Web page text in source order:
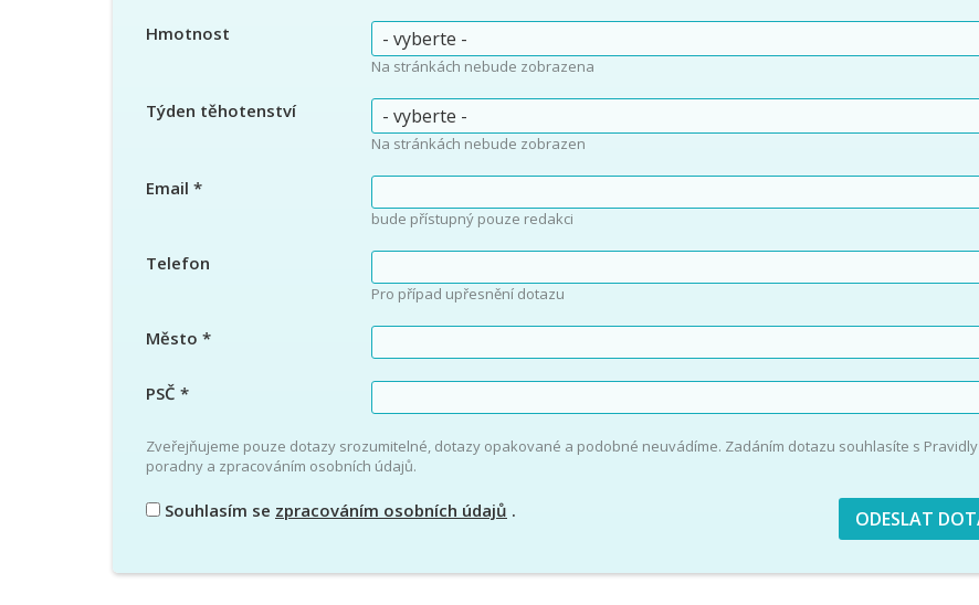
Hmotnost
Na stránkách nebude zobrazena
Týden těhotenství
Na stránkách nebude zobrazen
Email *
bude přístupný pouze redakci
Telefon
Pro případ upřesnění dotazu
Město *
PSČ *
Zveřejňujeme pouze dotazy srozumitelné, dotazy opakované a podobné neuvádíme. Zadáním dotazu souhlasíte s Pravidly
poradny a zpracováním osobních údajů.
Souhlasím se zpracováním osobních údajů .